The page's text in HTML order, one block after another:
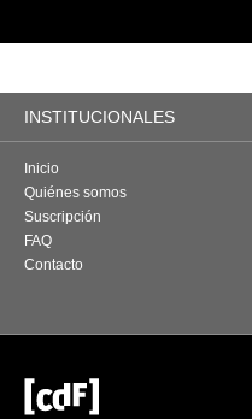
INSTITUCIONALES
Inicio
Quiénes somos
Suscripción
FAQ
Contacto